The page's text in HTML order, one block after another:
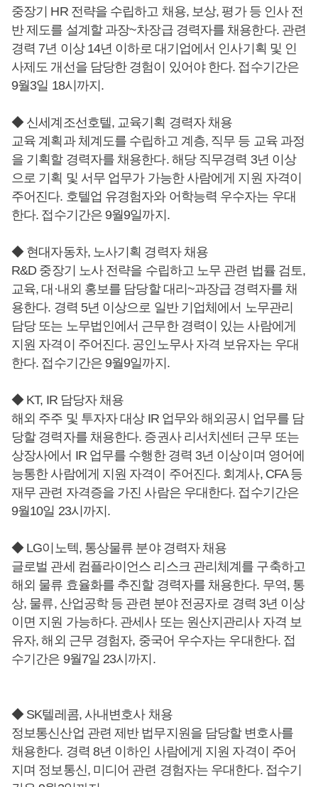
중장기 HR 전략을 수립하고 채용, 보상, 평가 등 인사 전
반 제도를 설계할 과장~차장급 경력자를 채용한다. 관련
경력 7년 이상 14년 이하로 대기업에서 인사기획 및 인
사제도 개선을 담당한 경험이 있어야 한다. 접수기간은
9월3일 18시까지.
◆ 신세계조선호텔, 교육기획 경력자 채용
교육 계획과 체계도를 수립하고 계층, 직무 등 교육 과정
을 기획할 경력자를 채용한다. 해당 직무경력 3년 이상
으로 기획 및 서무 업무가 가능한 사람에게 지원 자격이
주어진다. 호텔업 유경험자와 어학능력 우수자는 우대
한다. 접수기간은 9월9일까지.
◆ 현대자동차, 노사기획 경력자 채용
R&D 중장기 노사 전략을 수립하고 노무 관련 법률 검토,
교육, 대·내외 홍보를 담당할 대리~과장급 경력자를 채
용한다. 경력 5년 이상으로 일반 기업체에서 노무관리
담당 또는 노무법인에서 근무한 경력이 있는 사람에게
지원 자격이 주어진다. 공인노무사 자격 보유자는 우대
한다. 접수기간은 9월9일까지.
◆ KT, IR 담당자 채용
해외 주주 및 투자자 대상 IR 업무와 해외공시 업무를 담
당할 경력자를 채용한다. 증권사 리서치센터 근무 또는
상장사에서 IR 업무를 수행한 경력 3년 이상이며 영어에
능통한 사람에게 지원 자격이 주어진다. 회계사, CFA 등
재무 관련 자격증을 가진 사람은 우대한다. 접수기간은
9월10일 23시까지.
◆ LG이노텍, 통상물류 분야 경력자 채용
글로벌 관세 컴플라이언스 리스크 관리체계를 구축하고
해외 물류 효율화를 추진할 경력자를 채용한다. 무역, 통
상, 물류, 산업공학 등 관련 분야 전공자로 경력 3년 이상
이면 지원 가능하다. 관세사 또는 원산지관리사 자격 보
유자, 해외 근무 경험자, 중국어 우수자는 우대한다. 접
수기간은 9월7일 23시까지.
◆ SK텔레콤, 사내변호사 채용
정보통신산업 관련 제반 법무지원을 담당할 변호사를
채용한다. 경력 8년 이하인 사람에게 지원 자격이 주어
지며 정보통신, 미디어 관련 경험자는 우대한다. 접수기